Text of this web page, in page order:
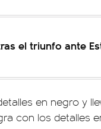
el triunfo ante
en negro y
con los detalles